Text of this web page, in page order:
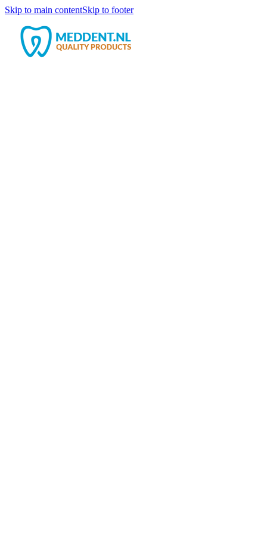
Skip to main contentSkip to footer